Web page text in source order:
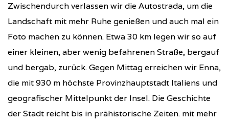
Zwischendurch verlassen wir die Autostrada, um die
Landschaft mit mehr Ruhe genießen und auch mal ein
Foto machen zu können. Etwa 30 km legen wir so auf
einer kleinen, aber wenig befahrenen Straße, bergauf
und bergab, zurück. Gegen Mittag erreichen wir Enna,
die mit 930 m höchste Provinzhauptstadt Italiens und
geografischer Mittelpunkt der Insel. Die Geschichte
der Stadt reicht bis in prähistorische Zeiten. mit mehr